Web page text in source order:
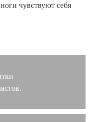
чувствуют себя